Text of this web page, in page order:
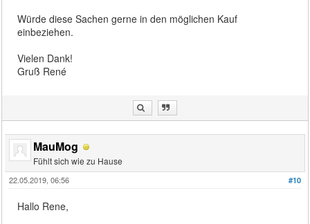
Würde diese Sachen gerne in den möglichen Kauf
einbeziehen.
Vielen Dank!
Gruß René
MauMog
Fühlt sich wie zu Hause
#10
22.05.2019, 06:56
Hallo Rene,